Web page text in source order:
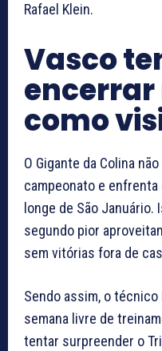
Rafael Klein.
Vasco
encerrar
como
O Gigante da Colina
campeonato e
longe de São
segundo pior
sem vitórias fora de
Sendo assim, o técnico
semana livre de
tentar surpreender o